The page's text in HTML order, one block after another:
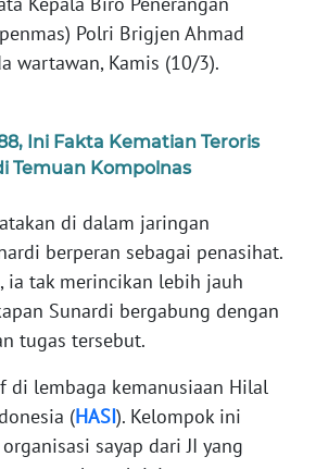
Polri Brigjen Ahmad
wartawan, Kamis (10/3).
Ini Fakta Kematian Teroris
Temuan Kompolnas
di dalam jaringan
berperan sebagai penasihat.
ia tak merincikan lebih jauh
Sunardi bergabung dengan
tugas tersebut.
di lembaga kemanusiaan Hilal
(HASI). Kelompok ini
sayap dari JI yang